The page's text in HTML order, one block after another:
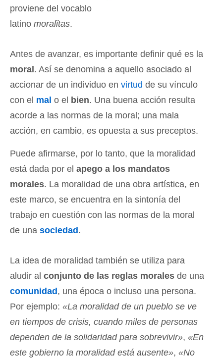
proviene del vocablo
latino moralĭtas.
Antes de avanzar, es importante definir qué es la
moral . Así se denomina a aquello asociado al
accionar de un individuo en virtud de su vínculo
con el mal o el bien. Una buena acción resulta
acorde a las normas de la moral; una mala
acción, en cambio, es opuesta a sus preceptos.
Puede afirmarse, por lo tanto, que la moralidad
está dada por el apego a los mandatos
morales. La moralidad de una obra artística, en
este marco, se encuentra en la sintonía del
trabajo en cuestión con las normas de la moral
de una sociedad .
La idea de moralidad también se utiliza para
aludir al conjunto de las reglas morales de una
comunidad , una época o incluso una persona.
Por ejemplo: «La moralidad de un pueblo se ve
en tiempos de crisis, cuando miles de personas
dependen de la solidaridad para sobrevivir», «En
este gobierno la moralidad está ausente», «No